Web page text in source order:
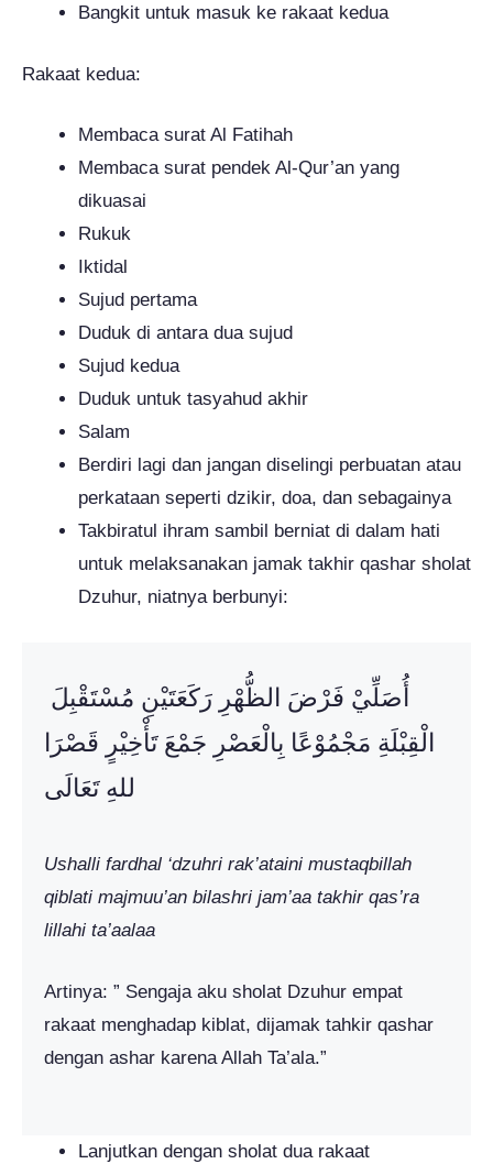
Bangkit untuk masuk ke rakaat kedua
Rakaat kedua:
Membaca surat Al Fatihah
Membaca surat pendek Al-Qur’an yang
dikuasai
Rukuk
Iktidal
Sujud pertama
Duduk di antara dua sujud
Sujud kedua
Duduk untuk tasyahud akhir
Salam
Berdiri lagi dan jangan diselingi perbuatan atau
perkataan seperti dzikir, doa, dan sebagainya
Takbiratul ihram sambil berniat di dalam hati
untuk melaksanakan jamak takhir qashar sholat
Dzuhur, niatnya berbunyi:
الْقِبْلَةِ مَجْمُوْعًا بِالْعَصْرِ جَمْعَ تَأْخِيْرٍ قَصْرَا
للهِ تَعَالَى
Ushalli fardhal ‘dzuhri rak’ataini mustaqbillah
qiblati majmuu’an bilashri jam’aa takhir qas’ra
lillahi ta’aalaa
Artinya: ” Sengaja aku sholat Dzuhur empat
rakaat menghadap kiblat, dijamak tahkir qashar
dengan ashar karena Allah Ta’ala.”
Lanjutkan dengan sholat dua rakaat